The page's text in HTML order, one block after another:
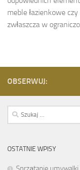
meble łazienkowe
zwłaszcza w
OBSERWUJ:
Szukaj:
OSTATNIE WPISY